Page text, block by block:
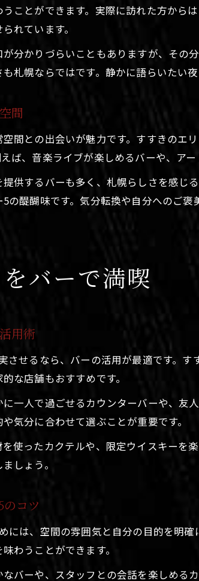
アフター5に最適なバーの
ことができます。実際に訪れた方から
れています。
分かりづらいこともありますが、その
札幌ならではです。静かに語らいたい
間
間との出会いが魅力です。すすきのエ
ば、音楽ライブが楽しめるバーや、ア
供するバーも多く、札幌らしさを感じ
の醍醐味です。気分転換や自分へのご
バーで満喫
用術
させるなら、バーの活用が最適です。
な店舗もおすすめです。
一人で過ごせるカウンターバーや、友
気分に合わせて選ぶことが重要です。
使ったカクテルや、限定ウイスキーを
しょう。
のコツ
には、空間の雰囲気と自分の目的を明
わうことができます。
バーや、スタッフとの会話を楽しめる